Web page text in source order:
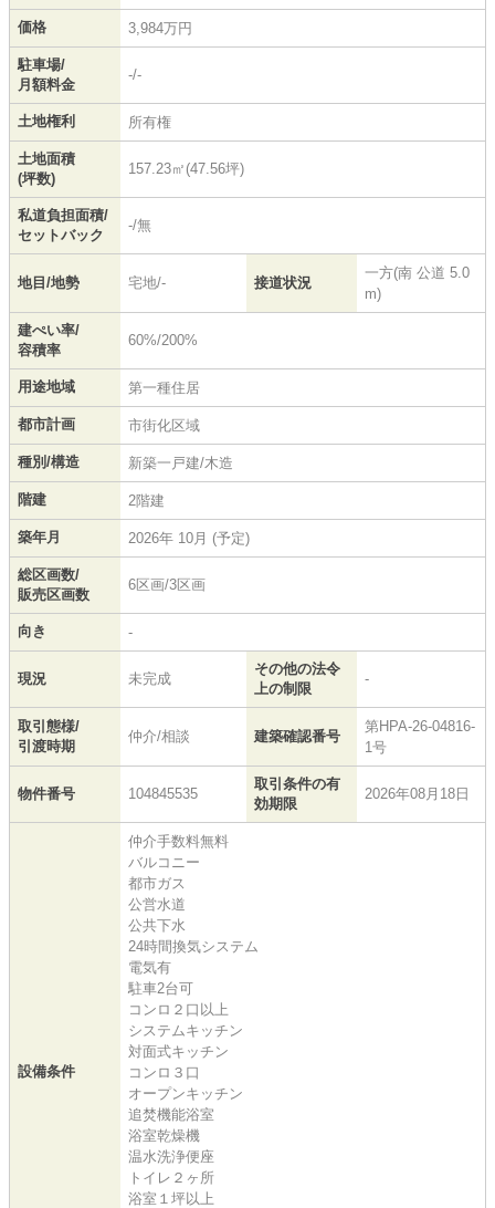
価格 3,984万円
駐車場/
月額料金
-/-
土地権利 所有権
土地面積
(坪数)
157.23㎡(47.56坪)
私道負担面積/
セットバック
-/無
地目/地勢 宅地/- 接道状況
一方(南 公道 5.0
m)
建ぺい率/
容積率
60%/200%
用途地域 第一種住居
都市計画 市街化区域
種別/構造 新築一戸建/木造
階建 2階建
築年月 2026年 10月 (予定)
総区画数/
販売区画数
6区画/3区画
向き -
現況 未完成
その他の法令
上の制限
-
取引態様/
引渡時期
仲介/相談 建築確認番号
第HPA-26-04816-
1号
物件番号 104845535
取引条件の有
効期限
2026年08月18日
設備条件
仲介手数料無料
バルコニー
都市ガス
公営水道
公共下水
24時間換気システム
電気有
駐車2台可
コンロ２口以上
システムキッチン
対面式キッチン
コンロ３口
オープンキッチン
追焚機能浴室
浴室乾燥機
温水洗浄便座
トイレ２ヶ所
浴室１坪以上